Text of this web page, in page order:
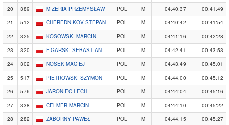
20 389 MIZERIA PRZEMYSŁAW POL M 04:40:37
00:41:49
21
512 CHEREDNIKOV STEPAN POL M 04:40:42
00:41:54
22
325 KOSOWSKI MARCIN POL M 04:41:16
00:42:28
23
320 FIGARSKI SEBASTIAN POL M 04:42:41
00:43:53
24
302 NOSEK MACIEJ POL M 04:43:49
00:45:01
25
517 PIETROWSKI SZYMON POL M 04:44:00
00:45:12
26
576 JARONIEC LECH POL M 04:44:04
00:45:16
27
338 CELMER MARCIN POL M 04:44:10
00:45:22
28
282 ZABORNY PAWEŁ POL M 04:44:15
00:45:27